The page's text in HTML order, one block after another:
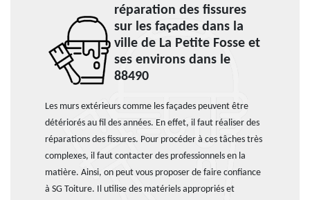
réparation des fissures
sur les façades dans la
ville de La Petite Fosse et
ses environs dans le
88490
Les murs extérieurs comme les façades peuvent être
détériorés au fil des années. En effet, il faut réaliser des
réparations des fissures. Pour procéder à ces tâches très
complexes, il faut contacter des professionnels en la
matière. Ainsi, on peut vous proposer de faire confiance
à SG Toiture. Il utilise des matériels appropriés et